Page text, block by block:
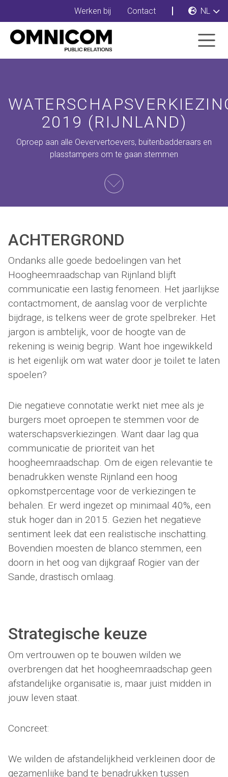
Werken bij Contact NL
2019 (RIJNLAND)
Oproep aan alle Oeververtoevers, buitenbadderaars en
plasstampers om te gaan stemmen
ACHTERGROND
Ondanks alle goede bedoelingen van het
Hoogheemraadschap van Rijnland blijft
communicatie een lastig fenomeen. Het jaarlijkse
contactmoment, de aanslag voor de verplichte
bijdrage, is telkens weer de grote spelbreker. Het
jargon is ambtelijk, voor de hoogte van de
rekening is weinig begrip. Want hoe ingewikkeld
is het eigenlijk om wat water door je toilet te laten
spoelen?
Die negatieve connotatie werkt niet mee als je
burgers moet oproepen te stemmen voor de
waterschapsverkiezingen. Want daar lag qua
communicatie de prioriteit van het
hoogheemraadschap. Om de eigen relevantie te
benadrukken wenste Rijnland een hoog
opkomstpercentage voor de verkiezingen te
behalen. Er werd ingezet op minimaal 40%, een
stuk hoger dan in 2015. Gezien het negatieve
sentiment leek dat een realistische inschatting.
Bovendien moesten de blanco stemmen, een
doorn in het oog van dijkgraaf Rogier van der
Sande, drastisch omlaag.
Strategische keuze
Om vertrouwen op te bouwen wilden we
overbrengen dat het hoogheemraadschap geen
afstandelijke organisatie is, maar juist midden in
jouw leven staat.
Concreet:
We wilden de afstandelijkheid verkleinen door de
gezamenlijke band te benadrukken tussen